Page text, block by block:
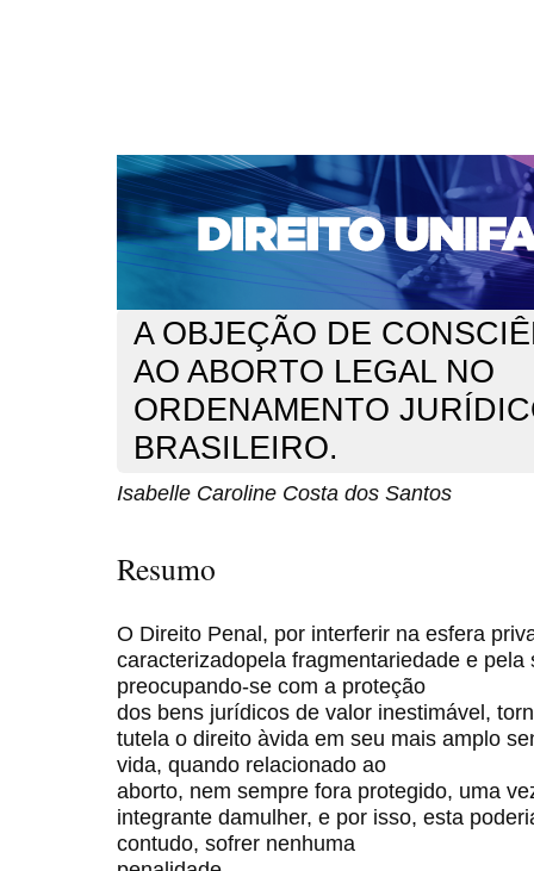
CAPA SOBRE ACESSO CADASTRO
NOTÍCIAS
EDIÇÕES DE Nº 1 A 100 WEBMAIL
Capa>n. 127 (2011) > dos Santos
A OBJEÇÃO DE
AO ABORTO LEGAL NO
ORDENAMENTO
BRASILEIRO.
Isabelle Caroline Costa dos Santos
Resumo
O Direito Penal, por interferir na esfera
caracterizadopela fragmentariedade e
preocupando-se com a proteção
dos bens jurídicos de valor inestimável,
tutela o direito àvida em seu mais amplo
vida, quando relacionado ao
aborto, nem sempre fora protegido, uma
integrante damulher, e por isso, esta
contudo, sofrer nenhuma